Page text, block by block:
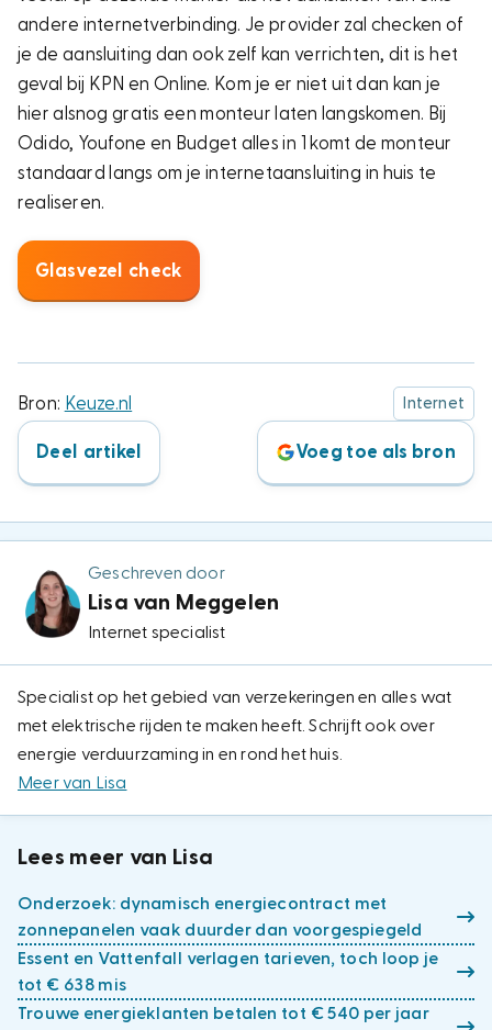
andere internetverbinding. Je provider zal checken of
je de aansluiting dan ook zelf kan verrichten, dit is het
geval bij KPN en Online. Kom je er niet uit dan kan je
hier alsnog gratis een monteur laten langskomen. Bij
Odido, Youfone en Budget alles in 1 komt de monteur
standaard langs om je internetaansluiting in huis te
realiseren.
Glasvezel check
Bron: Keuze.nl Internet
Deel artikel Voeg toe als bron
Geschreven door
Lisa van Meggelen
Internet specialist
Specialist op het gebied van verzekeringen en alles wat
met elektrische rijden te maken heeft. Schrijft ook over
energie verduurzaming in en rond het huis.
Meer van Lisa
Lees meer van Lisa
Onderzoek: dynamisch energiecontract met
zonnepanelen vaak duurder dan voorgespiegeld
Essent en Vattenfall verlagen tarieven, toch loop je
tot € 638 mis
Trouwe energieklanten betalen tot € 540 per jaar